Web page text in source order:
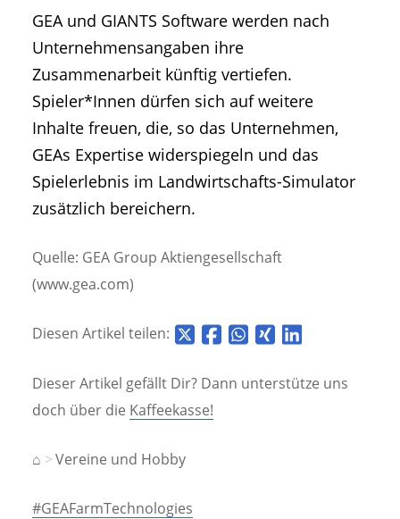
GEA und GIANTS Software werden nach
Unternehmensangaben ihre
Zusammenarbeit künftig vertiefen.
Spieler*Innen dürfen sich auf weitere
Inhalte freuen, die, so das Unternehmen,
GEAs Expertise widerspiegeln und das
Spielerlebnis im Landwirtschafts-Simulator
zusätzlich bereichern.
Quelle: GEA Group Aktiengesellschaft
(www.gea.com)
Diesen Artikel teilen:
Dieser Artikel gefällt Dir? Dann unterstütze uns
doch über die Kaffeekasse!
⌂ Vereine und Hobby
#GEAFarmTechnologies